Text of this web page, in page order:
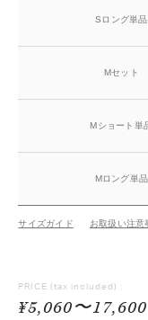
Sロング単品
Mセット
Mショート単
Mロング単品
サイズガイド お取扱い注意
PRICE (tax included) :
¥5,060〜17,600